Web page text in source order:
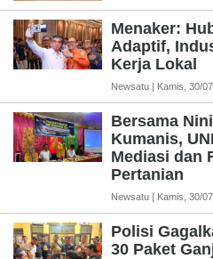
Menaker:
Adaptif,
Kerja Lokal
Newsatu | Kamis, 30/
Bersama
Kumanis,
Mediasi dan
Pertanian
Newsatu | Kamis, 30/
Polisi
30 Paket